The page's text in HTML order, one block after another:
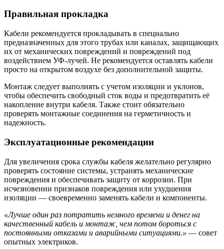
Правильная прокладка
Кабели рекомендуется прокладывать в специально
предназначенных для этого трубах или каналах, защищающих
их от механических повреждений и повреждений под
воздействием УФ-лучей. Не рекомендуется оставлять кабели
просто на открытом воздухе без дополнительной защиты.
Монтаж следует выполнять с учетом изоляции и уклонов,
чтобы обеспечить свободный сток воды и предотвратить её
накопление внутри кабеля. Также стоит обязательно
проверять монтажные соединения на герметичность и
надежность.
Эксплуатационные рекомендации
Для увеличения срока службы кабеля желательно регулярно
проверять состояние системы, устранять механические
повреждения и обеспечивать защиту от коррозии. При
исчезновении признаков повреждения или ухудшения
изоляции — своевременно заменять кабели и компоненты.
«Лучше один раз потратить немного времени и денег на
качественный кабель и монтаж, чем потом бороться с
постоянными отказами и аварийными ситуациями.» — совет
опытных электриков.